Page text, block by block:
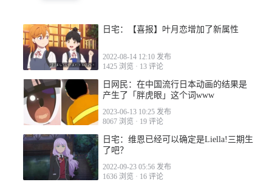
2022-04-30 09:26
2022-04-30 11:26
日宅：【喜报】叶月恋增加了新属性
2022-08-14 12:10 发布
1425 浏览 · 13 评论
日网民：在中国流行日本动画的结果是
产生了「胖虎眼」这个词www
2023-06-13 10:25 发布
8067 浏览 · 19 评论
日宅：维恩已经可以确定是Liella!三期生
了吧？
2022-09-23 05:56 发布
1636 浏览 · 16 评论